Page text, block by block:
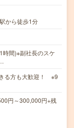
から徒歩1分
間)※副社長のスケ
る方も大歓迎！ ※9
円～300,000円+残